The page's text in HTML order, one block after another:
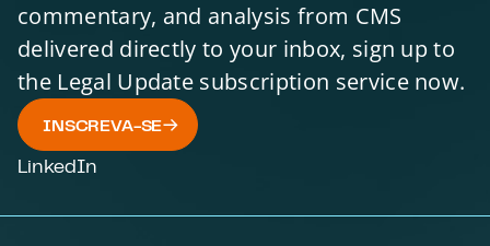
commentary, and analysis from CMS
delivered directly to your inbox, sign up to
the Legal Update subscription service now.
INSCREVA-SE
LinkedIn